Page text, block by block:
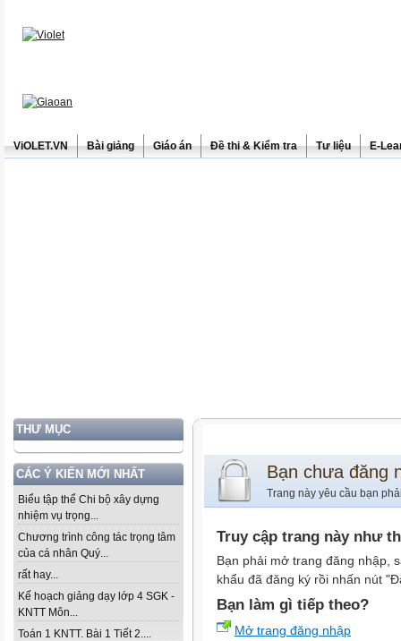
ViOLET.VN Bài giảng Giáo án Đề thi & Kiểm tra Tư liệu E-
THƯ MỤC
CÁC Ý KIẾN MỚI NHẤT
Biểu tập thể Chi bộ xây dựng
nhiệm vụ trọng...
Chương trình công tác trọng tâm
của cá nhân Quý...
rất hay...
Kế hoạch giảng dạy lớp 4 SGK -
KNTT Môn...
Toán 1 KNTT. Bài 1 Tiết 2....
Bạn chưa đăng
Trang này yêu cầu bạn
Truy cập trang này như
Bạn phải mở trang đăng nhập,
khẩu đã đăng ký rồi nhấn nút
Bạn làm gì tiếp theo?
Mở trang đăng nhập